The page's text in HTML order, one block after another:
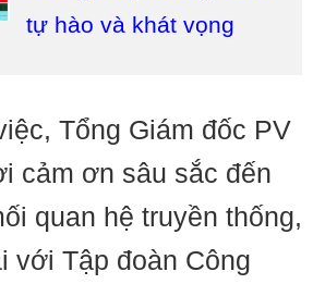
tự hào và khát vọng
Tổng Giám đốc PV
cảm ơn sâu sắc đến
quan hệ truyền thống,
với Tập đoàn Công